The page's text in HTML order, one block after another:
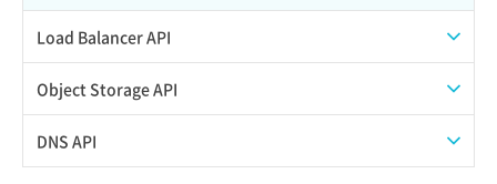
サーバー操作（起動/停止/再起動/強制停止）
サーバー設定切替
Load Balancer API
プール一覧取得
プール作成
Object Storage API
Web公開
DNS API